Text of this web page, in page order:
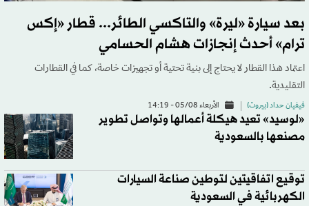
بعد سيارة «ليرة» والتاكسي الطائر... قطار «إكس
ترام» أحدث إنجازات هشام الحسامي
اعتماد هذا القطار لا يحتاج إلى بنية تحتية أو تجهيزات خاصة، كما في القطارات
التقليدية.
فيفيان حداد (بيروت) الأربعاء 05/08 - 14:19
«لوسيد» تعيد هيكلة أعمالها وتواصل تطوير
مصنعها بالسعودية
توقيع اتفاقيتين لتوطين صناعة السيارات
الكهربائية في السعودية